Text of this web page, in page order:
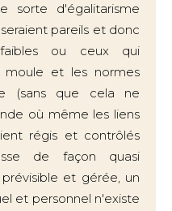
sorte d'égalitarisme
pareils et donc
ou ceux qui
moule et les normes
(sans que cela ne
où même les liens
régis et contrôlés
de façon quasi
et gérée, un
et personnel n'existe